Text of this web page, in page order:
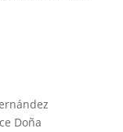
Doña